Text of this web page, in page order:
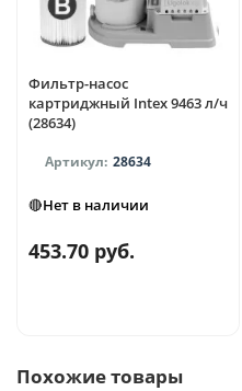
Фильтр-насос
картриджный Intex 9463 л/ч
(28634)
28634
🔴Нет в наличии
453.70 руб.
Похожие товары